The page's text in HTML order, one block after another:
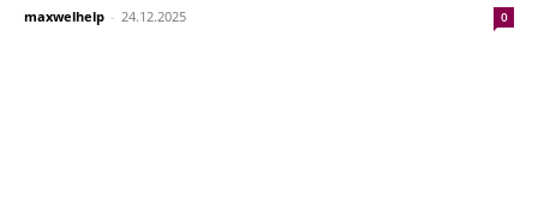
maxwelhelp - 24.12.2025 0